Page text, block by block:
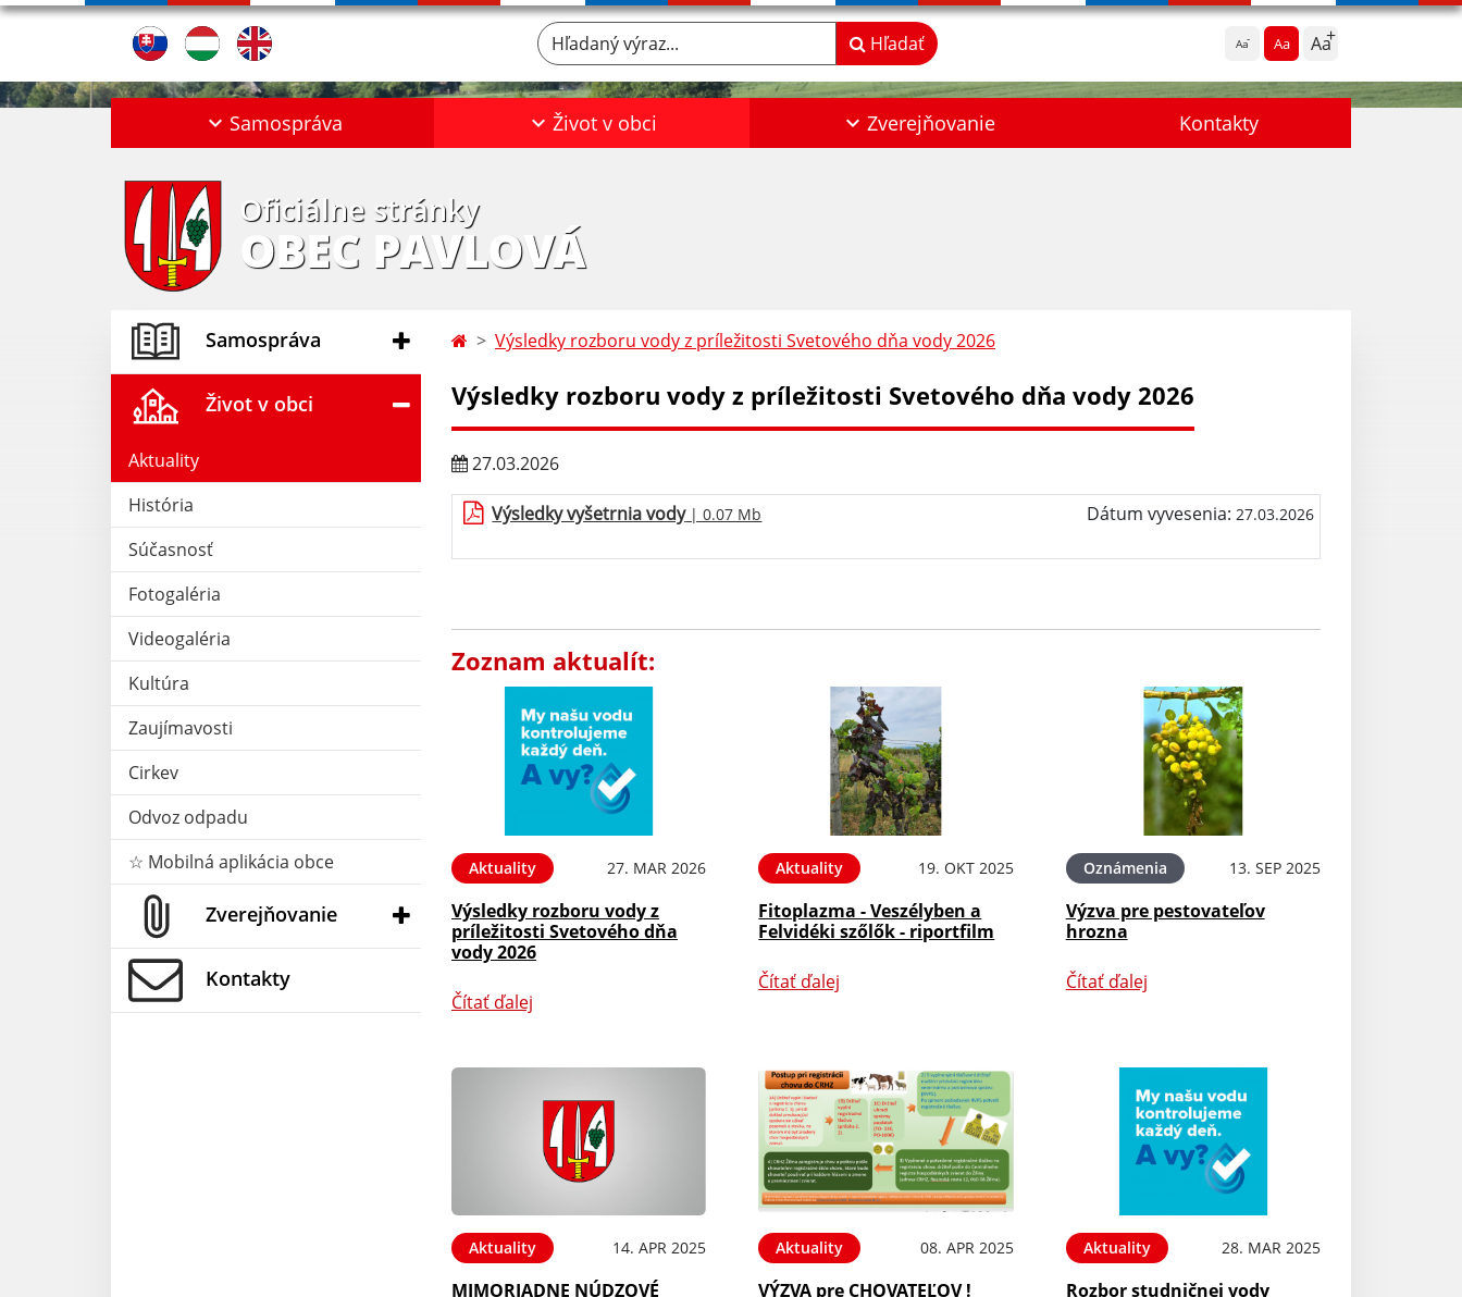
Aa Aa Aa
Hľadaný výraz... Hľadať
Samospráva Život v obci Zverejňovanie Kontakty
Oficiálne stránky
OBEC PAVLOVÁ
Samospráva
Život v obci
Aktuality
História
Súčasnosť
Fotogaléria
Videogaléria
Kultúra
Zaujímavosti
Cirkev
Odvoz odpadu
☆ Mobilná aplikácia obce
Zverejňovanie
Kontakty
Výsledky rozboru vody z príležitosti Svetového dňa vody 2026
Výsledky rozboru vody z príležitosti Svetového dňa vody 2026
27.03.2026
Výsledky vyšetrnia vody| 0.07 Mb Dátum vyvesenia: 27.03.2026
Zoznam aktualít:
Aktuality 27. MAR 2026
Výsledky rozboru vody z
príležitosti Svetového dňa
vody 2026
Čítať ďalej
Aktuality 19. OKT 2025
Fitoplazma - Veszélyben a
Felvidéki szőlők - riportfilm
Čítať ďalej
Oznámenia 13. SEP 2025
Výzva pre pestovateľov
hrozna
Čítať ďalej
Aktuality 14. APR 2025
MIMORIADNE NÚDZOVÉ
Aktuality 08. APR 2025
VÝZVA pre CHOVATEĽOV !
Aktuality 28. MAR 2025
Rozbor studničnej vody